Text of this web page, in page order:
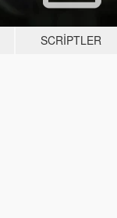
SCRIPTLER